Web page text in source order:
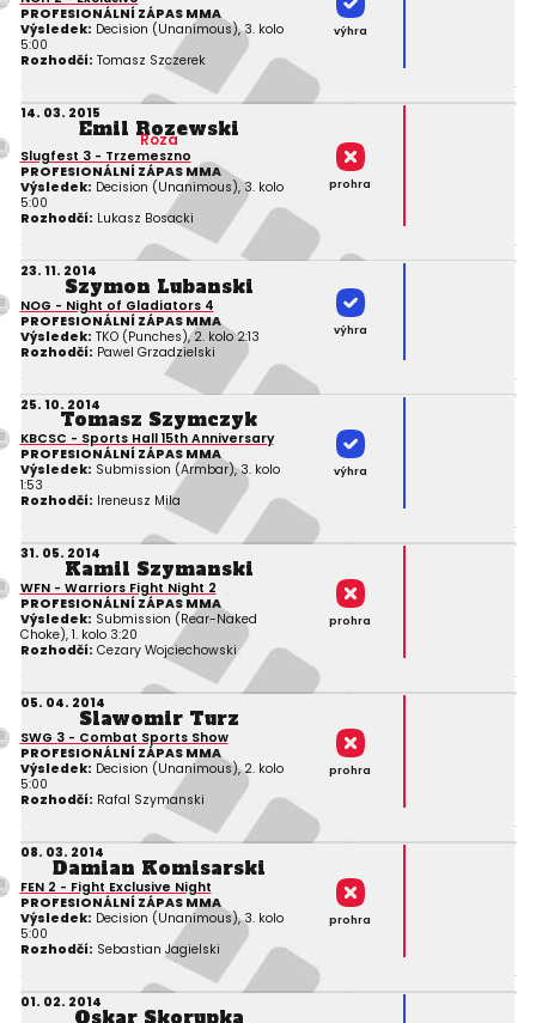
PROFESIONÁLNÍ ZÁPAS MMA
Výsledek: Decision (Unanimous), 3. kolo
5:00
Rozhodčí: Tomasz Szczerek
výhra
14. 03. 2015
Emil Rozewski
Roza
Slugfest 3 - Trzemeszno
PROFESIONÁLNÍ ZÁPAS MMA
Výsledek: Decision (Unanimous), 3. kolo
5:00
Rozhodčí: Lukasz Bosacki
prohra
23. 11. 2014
Szymon Lubanski
NOG - Night of Gladiators 4
PROFESIONÁLNÍ ZÁPAS MMA
Výsledek: TKO (Punches), 2. kolo 2:13
Rozhodčí: Pawel Grzadzielski
výhra
25. 10. 2014
Tomasz Szymczyk
KBCSC - Sports Hall 15th Anniversary
PROFESIONÁLNÍ ZÁPAS MMA
Výsledek: Submission (Armbar), 3. kolo
1:53
Rozhodčí: Ireneusz Mila
výhra
31. 05. 2014
Kamil Szymanski
WFN - Warriors Fight Night 2
PROFESIONÁLNÍ ZÁPAS MMA
Výsledek: Submission (Rear-Naked
Choke), 1. kolo 3:20
Rozhodčí: Cezary Wojciechowski
prohra
05. 04. 2014
Slawomir Turz
SWG 3 - Combat Sports Show
PROFESIONÁLNÍ ZÁPAS MMA
Výsledek: Decision (Unanimous), 2. kolo
5:00
Rozhodčí: Rafal Szymanski
prohra
08. 03. 2014
Damian Komisarski
FEN 2 - Fight Exclusive Night
PROFESIONÁLNÍ ZÁPAS MMA
Výsledek: Decision (Unanimous), 3. kolo
5:00
Rozhodčí: Sebastian Jagielski
prohra
01. 02. 2014
Oskar Skorupka